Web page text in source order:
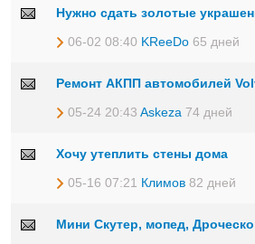
Нужно сдать золотые
06-02 08:40 KReeDo 65 дней
Ремонт АКПП автомобилей
05-24 20:43 Askeza 74 дней
Хочу утеплить стены дома
05-16 07:21 Климов 82 дней
Мини Скутер, мопед,